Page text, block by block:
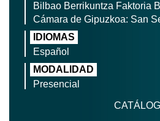
Bilbao Berrikuntza Faktoria
Cámara de Gipuzkoa: San
IDIOMAS
Español
MODALIDAD
Presencial